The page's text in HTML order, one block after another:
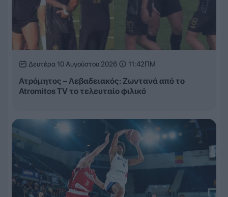
Δευτέρα 10 Αυγούστου 2026 11:42ΠΜ
Ατρόμητος – Λεβαδειακός: Ζωντανά από το
Atromitos TV το τελευταίο φιλικό